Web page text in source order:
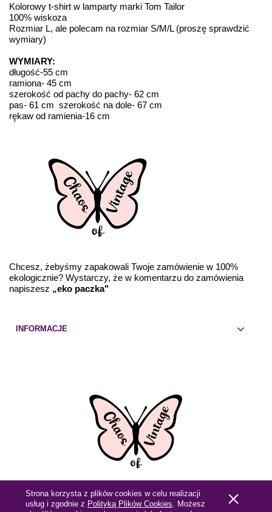
Strona korzysta z plików cookies w celu realizacji
usług i zgodnie z Polityką Plików Cookies. Możesz
Kolorowy t-shirt w lamparty marki Tom Tailor
100% wiskoza
Rozmiar L, ale polecam na rozmiar S/M/L (proszę sprawdzić
wymiary)
WYMIARY:
długość-55 cm
ramiona- 45 cm
szerokość od pachy do pachy- 62 cm
pas- 61 cm szerokość na dole- 67 cm
rękaw od ramienia-16 cm
Chcesz, żebyśmy zapakowali Twoje zamówienie w 100%
ekologicznie? Wystarczy, że w komentarzu do zamówienia
napiszesz „eko paczka"
INFORMACJE
Pokaż pełną wersję strony